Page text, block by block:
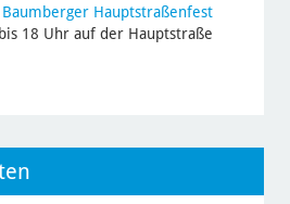
Baumberger Hauptstraßenfest
18 Uhr auf der Hauptstraße